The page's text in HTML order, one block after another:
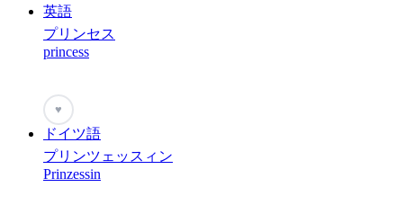
英語
プリンセス
princess
♥
ドイツ語
プリンツェッスィン
Prinzessin